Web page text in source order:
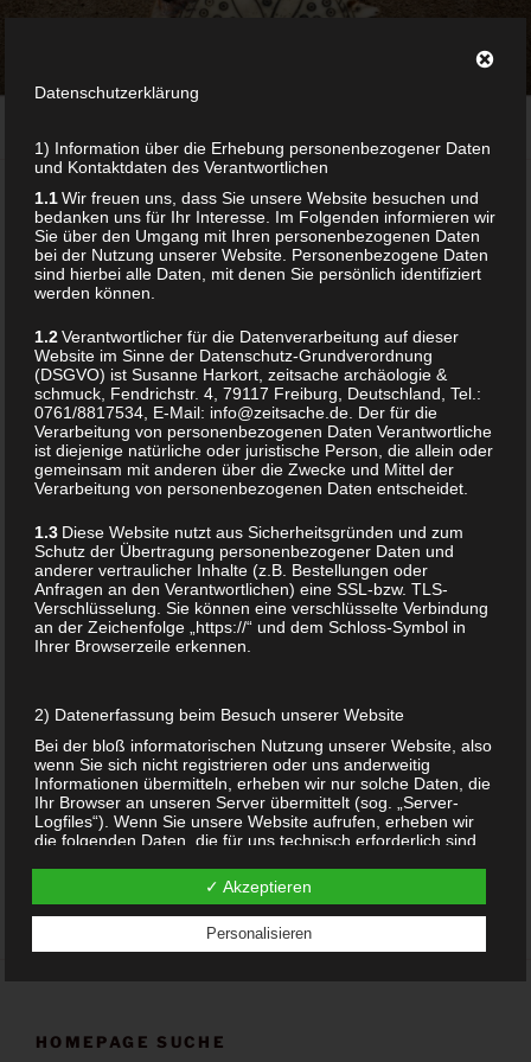
Zum
Home/ Products tagged “steinzeit schmuck”
STEINZEIT SCHMUCK
Showing the single result
ANHÄNGER
MUTTERGÖTTIN
34,90€
Add to cart
HOMEPAGE SUCHE
Datenschutzerklärung
1) Information über die Erhebung personenbezogener Daten
und Kontaktdaten des Verantwortlichen
1.1Wir freuen uns, dass Sie unsere Website besuchen und
bedanken uns für Ihr Interesse. Im Folgenden informieren wir
Sie über den Umgang mit Ihren personenbezogenen Daten
bei der Nutzung unserer Website. Personenbezogene Daten
sind hierbei alle Daten, mit denen Sie persönlich identifiziert
werden können.
1.2Verantwortlicher für die Datenverarbeitung auf dieser
Website im Sinne der Datenschutz-Grundverordnung
(DSGVO) ist Susanne Harkort, zeitsache archäologie &
schmuck, Fendrichstr. 4, 79117 Freiburg, Deutschland, Tel.:
0761/8817534, E-Mail: info@zeitsache.de. Der für die
Verarbeitung von personenbezogenen Daten Verantwortliche
ist diejenige natürliche oder juristische Person, die allein oder
gemeinsam mit anderen über die Zwecke und Mittel der
Verarbeitung von personenbezogenen Daten entscheidet.
1.3 Diese Website nutzt aus Sicherheitsgründen und zum
Schutz der Übertragung personenbezogener Daten und
anderer vertraulicher Inhalte (z.B. Bestellungen oder
Anfragen an den Verantwortlichen) eine SSL-bzw. TLS-
Verschlüsselung. Sie können eine verschlüsselte Verbindung
an der Zeichenfolge „https://“ und dem Schloss-Symbol in
Ihrer Browserzeile erkennen.
2) Datenerfassung beim Besuch unserer Website
Bei der bloß informatorischen Nutzung unserer Website, also
wenn Sie sich nicht registrieren oder uns anderweitig
Informationen übermitteln, erheben wir nur solche Daten, die
Ihr Browser an unseren Server übermittelt (sog. „Server-
Logfiles“). Wenn Sie unsere Website aufrufen, erheben wir
die folgenden Daten, die für uns technisch erforderlich sind,
Unsere besuchte Website
Datum und Uhrzeit zum Zeitpunkt des Zugriffes
Menge der gesendeten Daten in Byte
✓ Akzeptieren
Personalisieren